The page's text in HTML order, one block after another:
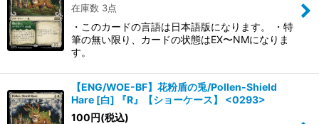
在庫数 3点
・このカードの言語は日本語版になります。 ・特
筆の無い限り、カードの状態はEX〜NMになりま
す。
【ENG/WOE-BF】花粉盾の兎/Pollen-Shield
Hare [白] 『R』【ショーケース】 <0293>
100円(税込)